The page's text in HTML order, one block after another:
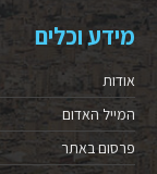
מידע וכלים
אודות
המייל האדום
פרסום באתר